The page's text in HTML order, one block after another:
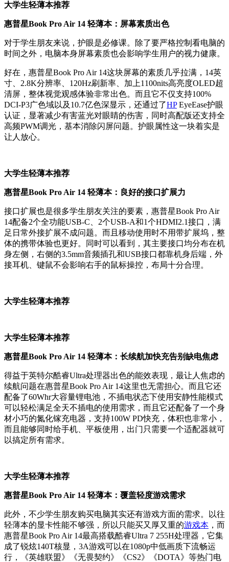
大学生轻薄本推荐
惠普星Book Pro Air 14 轻薄本：屏幕素质出色
对于学生朋友来说，护眼是必修课。除了要严格控制看电脑的
时间之外，电脑本身屏幕素质也会影响学生用户的视力健康。
好在，惠普星Book Pro Air 14这块屏幕的素质几乎拉满，14英
寸、2.8K分辨率、120Hz刷新率、加上1100nits高亮度OLED超
清屏，整体视觉观感体验非常出色。而且它不仅支持100%
DCI-P3广色域以及10.7亿色深显示，还通过了HPEyeEase护眼
认证，显著减少有害蓝光对眼睛的伤害，同时高配版还支持全
高频PWM调光，基本消除闪屏问题。护眼属性这一块着实是
让人放心。
大学生轻薄本推荐
惠普星Book Pro Air 14 轻薄本：良好的接口扩展力
接口扩展也是很多学生朋友关注的要素，惠普星Book Pro Air
14配备2个全功能USB-C、2个USB-A和1个HDMI2.1接口，满
足日常外接扩展不成问题。而且移动使用时不用带扩展坞，整
体的携带体验也更好。同时可以看到，其主要接口均分布在机
身左侧，右侧的3.5mm音频插孔和USB接口都靠机身后端，外
接耳机、键鼠不会影响右手的鼠标操控，布局十分合理。
大学生轻薄本推荐
大学生轻薄本推荐
惠普星Book Pro Air 14 轻薄本：长续航加快充告别缺电焦虑
得益于英特尔酷睿Ultra处理器出色的能效表现，最让人焦虑的
续航问题在惠普星Book Pro Air 14这里也无需担心。而且它还
配备了60Whr大容量锂电池，不插电状态下使用安静性能模式
可以轻松满足全天不插电的使用需求，而且它还配备了一个身
材小巧的氮化镓充电器，支持100W PD快充，体积也非常小，
而且能够同时给手机、平板使用，出门只需要一个适配器就可
以搞定所有需求。
大学生轻薄本推荐
惠普星Book Pro Air 14 轻薄本：覆盖轻度游戏需求
此外，不少学生朋友购买电脑其实还有游戏方面的需求。以往
轻薄本的显卡性能不够强，所以只能买又厚又重的游戏本 ，而
惠普星Book Pro Air 14最高搭载酷睿Ultra 7 255H处理器，它集
成了锐炫140T核显，3A游戏可以在1080p中低画质下流畅运
行，《英雄联盟》《无畏契约》《CS2》《DOTA》等热门电